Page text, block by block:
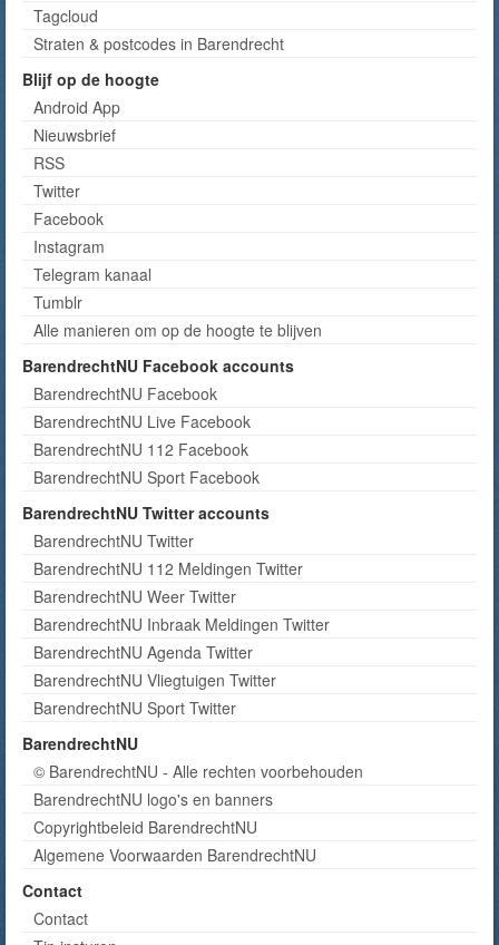
Tagcloud
Straten & postcodes in Barendrecht
Blijf op de hoogte
Android App
Nieuwsbrief
RSS
Twitter
Facebook
Instagram
Telegram kanaal
Tumblr
Alle manieren om op de hoogte te blijven
BarendrechtNU Facebook accounts
BarendrechtNU Facebook
BarendrechtNU Live Facebook
BarendrechtNU 112 Facebook
BarendrechtNU Sport Facebook
BarendrechtNU Twitter accounts
BarendrechtNU Twitter
BarendrechtNU 112 Meldingen Twitter
BarendrechtNU Weer Twitter
BarendrechtNU Inbraak Meldingen Twitter
BarendrechtNU Agenda Twitter
BarendrechtNU Vliegtuigen Twitter
BarendrechtNU Sport Twitter
BarendrechtNU
© BarendrechtNU - Alle rechten voorbehouden
BarendrechtNU logo's en banners
Copyrightbeleid BarendrechtNU
Algemene Voorwaarden BarendrechtNU
Contact
Contact